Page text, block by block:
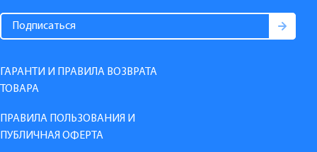
ГАРАНТИ И ПРАВИЛА ВОЗВРАТА
ТОВАРА
ПРАВИЛА ПОЛЬЗОВАНИЯ И
ПУБЛИЧНАЯ ОФЕРТА